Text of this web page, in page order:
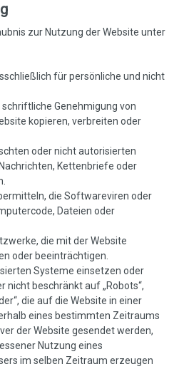
zur Nutzung der Website unter
für persönliche und nicht
Genehmigung von
kopieren, verbreiten oder
oder nicht autorisierten
Kettenbriefe oder
die Softwareviren oder
Dateien oder
die mit der Website
oder beeinträchtigen.
Systeme einsetzen oder
nicht beschränkt auf „Robots“,
die auf die Website in einer
eines bestimmten Zeitraums
der Website gesendet werden,
Nutzung eines
im selben Zeitraum erzeugen